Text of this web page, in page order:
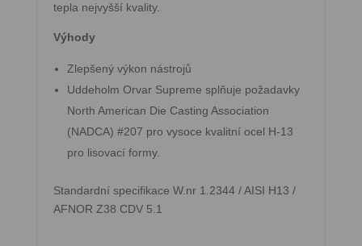
tepla nejvyšší kvality.
Výhody
Zlepšený výkon nástrojů
Uddeholm Orvar Supreme splňuje požadavky
North American Die Casting Association
(NADCA) #207 pro vysoce kvalitní ocel H-13
pro lisovací formy.
Standardní specifikace W.nr 1.2344 / AISI H13 /
AFNOR Z38 CDV 5.1